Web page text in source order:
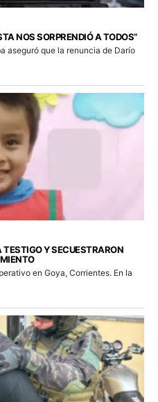
NOS SORPRENDIÓ A TODOS”
aseguró que la renuncia de Darío
Y SECUESTRARON
en Goya, Corrientes. En la